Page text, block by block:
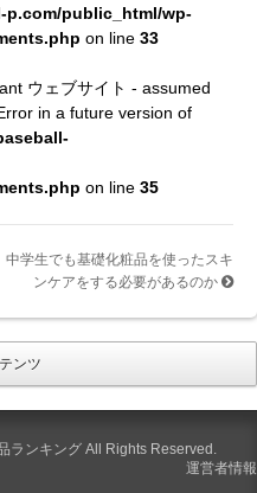
p.com/public_html/wp-
on line 33
ウェブサイト - assumed
in a future version of
on line 35
中学生でも基礎化粧品を使ったスキ
ンケアをする必要があるのか
ンツ
ランキング All Rights Reserved.
運営者情報